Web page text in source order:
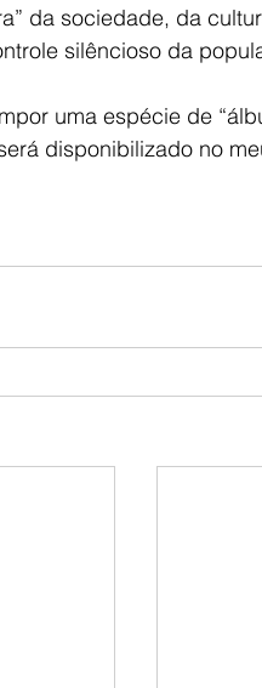
da sociedade, da
silêncioso da
uma espécie de
disponibilizado no